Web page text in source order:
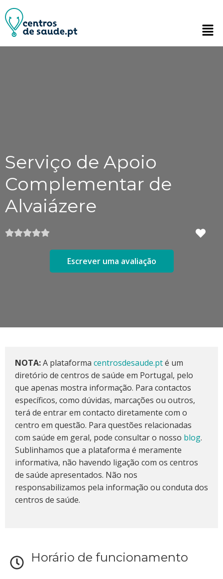
Serviço de Apoio
Complementar de
Alvaiázere
Escrever uma avaliação
Horário de funcionamento
NOTA:A plataforma centrosdesaude.pté um
diretório de centros de saúde em Portugal, pelo
que apenas mostra informação. Para contactos
específicos, como dúvidas, marcações ou outros,
terá de entrar em contacto diretamente com o
centro em questão. Para questões relacionadas
com saúde em geral, pode consultar o nosso blog.
Sublinhamos que a plataforma é meramente
informativa, não havendo ligação com os centros
de saúde apresentados. Não nos
responsabilizamos pela informação ou conduta dos
centros de saúde.